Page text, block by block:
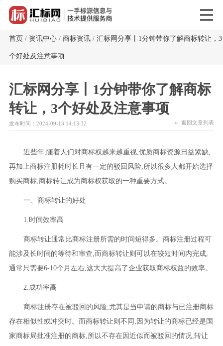
首页 / 资讯中心 / 商标资讯 / 汇标网分享丨1分钟带你了解商标转让，3
个好处及注意事项
汇标网分享丨1分钟带你了解商标
转让，3个好处及注意事项
发布时间：2024-09-13 14:13:32 返回文章列表
近些年,随着人们对商标权越来越重视,优质商标资源日益紧缺,
再加上商标注册耗时长且有一定的驳回风险,所以很多人都开始选择
购买商标,商标转让成为商标权获取的一种重要方式。
一、商标转让的好处
1.时间效率高
商标转让通常比商标注册所需的时间短得多。商标注册过程可
能涉及长时间的等待和审查,而商标转让则可以在较短时间内完成,
通常只需要6-10个月左右,这大大提高了企业获取商标权益的效率。
2.成功率高
商标注册存在被驳回的风险,尤其是当申请的商标与已注册商标
存在相似性或冲突时。而商标转让则不同,因为转让的商标已经是国
家商标局批准注册的商标,所以不存在因近似而被驳回的情况,转让